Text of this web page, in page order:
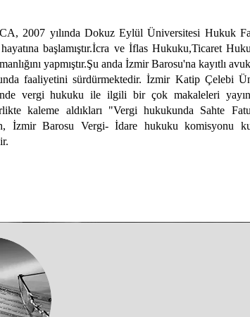
2007 yılında Dokuz Eylül Üniversitesi Hukuk
başlamıştır.İcra ve İflas Hukuku,Ticaret
yapmıştır.Şu anda İzmir Barosu'na kayıtlı
faaliyetini sürdürmektedir. İzmir Katip Çelebi
vergi hukuku ile ilgili bir çok makaleleri
kaleme aldıkları "Vergi hukukunda Sahte
İzmir Barosu Vergi- İdare hukuku komisyonu